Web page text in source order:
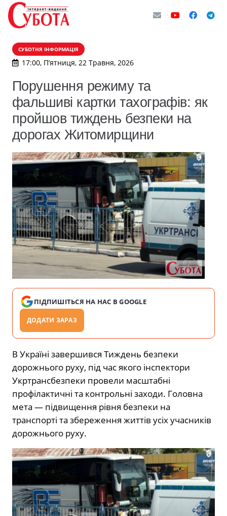
СУБОТНЯ ІНФОРМАЦІЯ
17:00, П’ятниця, 22 Травня, 2026
Порушення режиму та
фальшиві картки тахографів: як
пройшов тиждень безпеки на
дорогах Житомирщини
ПІДПИШІТЬСЯ НА НАС В GOOGLE
ДОДАТИ ЗАРАЗ
В Україні завершився Тиждень безпеки
дорожнього руху, під час якого інспектори
Укртрансбезпеки провели масштабні
профілактичні та контрольні заходи. Головна
мета — підвищення рівня безпеки на
транспорті та збереження життів усіх учасників
дорожнього руху.